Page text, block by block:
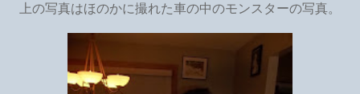
上の写真はほのかに撮れた車の中のモンスターの写真。